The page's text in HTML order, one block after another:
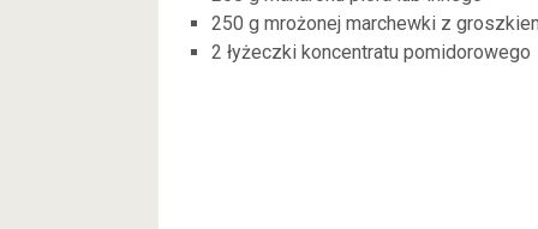
250 g mrożonej marchewki z
2 łyżeczki koncentratu pomidorowego